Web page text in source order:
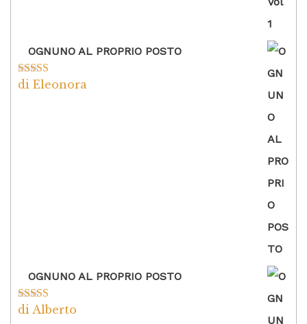
OGNUNO AL PROPRIO POSTO
Valutato5su
di Eleonora
OGNUNO AL PROPRIO POSTO
Valutato5su
di Alberto